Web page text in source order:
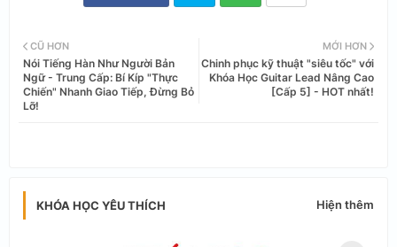
tter ats
MỚI HƠN
Chinh phục kỹ thuật "siêu tốc" với
Khóa Học Guitar Lead Nâng Cao
[Cấp 5] - HOT nhất!
CŨ HƠN
Nói Tiếng Hàn Như Người Bản
Ngữ - Trung Cấp: Bí Kíp "Thực
Chiến" Nhanh Giao Tiếp, Đừng Bỏ
Lỡ!
KHÓA HỌC YÊU THÍCH Hiện thêm